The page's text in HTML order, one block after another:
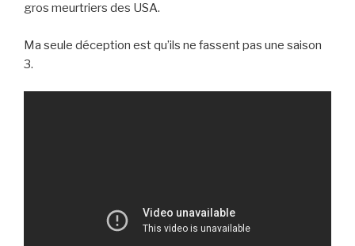
gros meurtriers des USA.
Ma seule déception est qu’ils ne fassent pas une saison
3.